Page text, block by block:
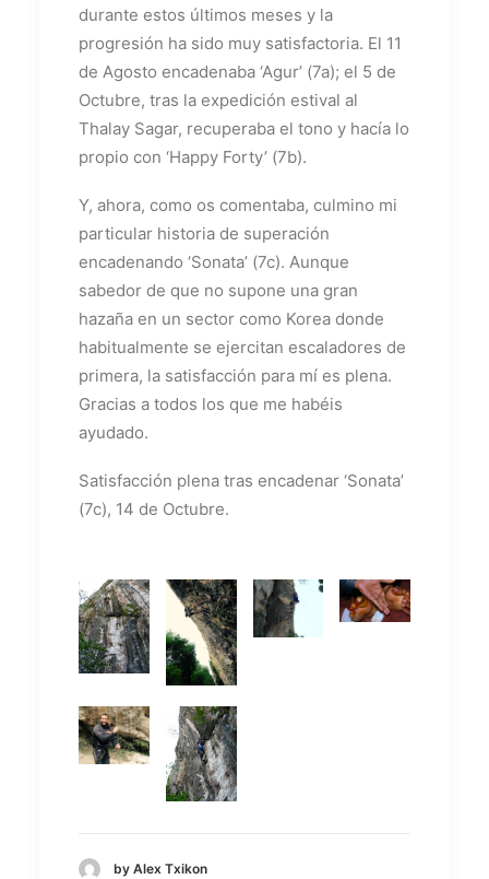
durante estos últimos meses y la
progresión ha sido muy satisfactoria. El 11
de Agosto encadenaba ‘Agur’ (7a); el 5 de
Octubre, tras la expedición estival al
Thalay Sagar, recuperaba el tono y hacía lo
propio con ‘Happy Forty’ (7b).
Y, ahora, como os comentaba, culmino mi
particular historia de superación
encadenando ‘Sonata’ (7c). Aunque
sabedor de que no supone una gran
hazaña en un sector como Korea donde
habitualmente se ejercitan escaladores de
primera, la satisfacción para mí es plena.
Gracias a todos los que me habéis
ayudado.
Satisfacción plena tras encadenar ‘Sonata’
(7c), 14 de Octubre.
by Alex Txikon